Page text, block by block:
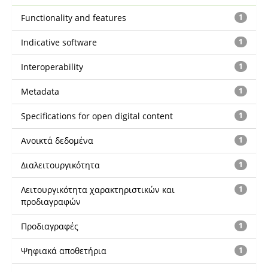
1
Functionality and features
1
Indicative software
1
Interoperability
1
Metadata
1
Specifications for open digital content
1
Ανοικτά δεδομένα
1
Διαλειτουργικότητα
1
Λειτουργικότητα χαρακτηριστικών και
προδιαγραφών
1
Προδιαγραφές
1
Ψηφιακά αποθετήρια